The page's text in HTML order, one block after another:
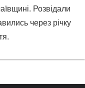
Розвідали
через річку